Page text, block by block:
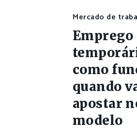
Mercado de
Emprego
como
quando
apostar
modelo